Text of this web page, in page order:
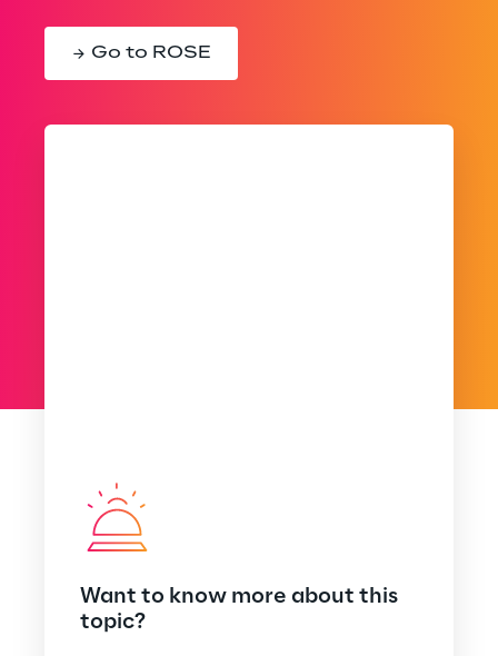
Go to ROSE
Want to know more about this
topic?